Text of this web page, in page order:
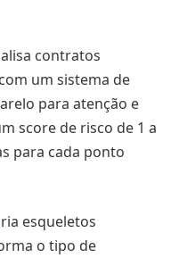
contratos
um sistema de
para atenção e
score de risco de 1 a
para cada ponto
esqueletos
o tipo de